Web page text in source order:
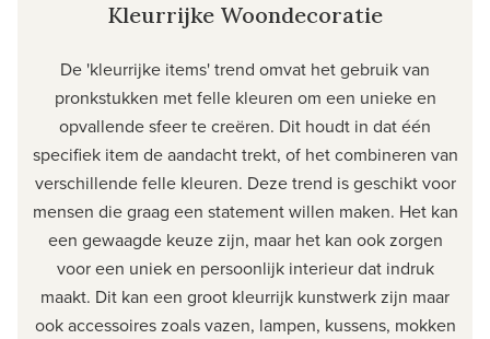
Kleurrijke Woondecoratie
De 'kleurrijke items' trend omvat het gebruik van
pronkstukken met felle kleuren om een unieke en
opvallende sfeer te creëren. Dit houdt in dat één
specifiek item de aandacht trekt, of het combineren van
verschillende felle kleuren. Deze trend is geschikt voor
mensen die graag een statement willen maken. Het kan
een gewaagde keuze zijn, maar het kan ook zorgen
voor een uniek en persoonlijk interieur dat indruk
maakt. Dit kan een groot kleurrijk kunstwerk zijn maar
ook accessoires zoals vazen, lampen, kussens, mokken